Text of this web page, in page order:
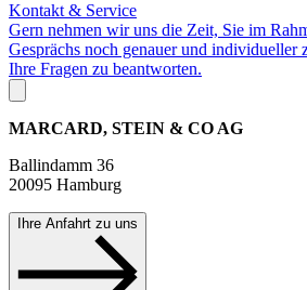
Kontakt & Service
Gern nehmen wir uns die Zeit, Sie im
Gesprächs noch genauer und individueller
Ihre Fragen zu beantworten.
MARCARD, STEIN & CO AG
Ballindamm 36
20095 Hamburg
Ihre Anfahrt zu uns